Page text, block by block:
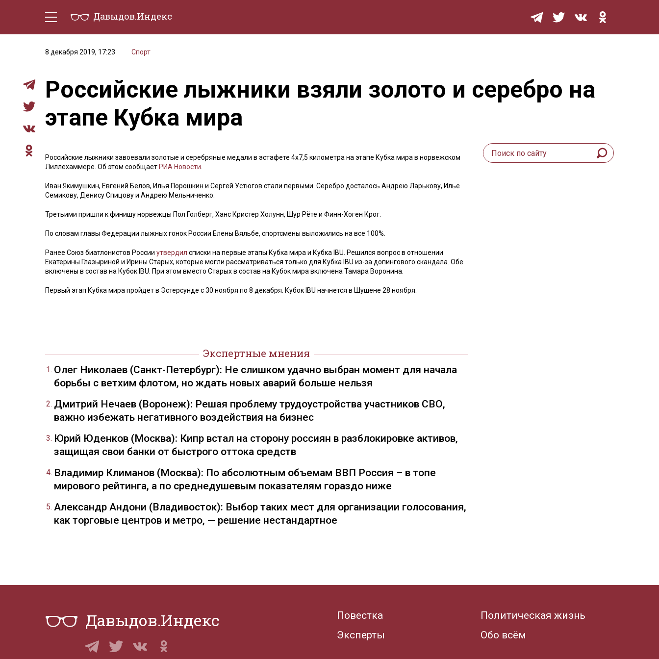
Давыдов.Индекс
8 декабря 2019, 17:23
Спорт
Российские лыжники взяли золото и серебро на
этапе Кубка мира
Российские лыжники завоевали золотые и серебряные медали в эстафете 4х7,5 километра на этапе Кубка мира в норвежском
Лиллехаммере. Об этом сообщает РИА Новости
Иван Якимушкин, Евгений Белов, Илья Порошкин и Сергей Устюгов стали первыми. Серебро досталось Андрею Ларькову, Илье
Семикову, Денису Спицову и Андрею Мельниченко.
Третьими пришли к финишу норвежцы Пол Голберг, Ханс Кристер Холунн, Шур Рёте и Финн-Хоген Крог.
По словам главы Федерации лыжных гонок России Елены Вяльбе, спортсмены выложились на все 100%.
Ранее Союз биатлонистов России утвердил списки на первые этапы Кубка мира и Кубка IBU. Решился вопрос в отношении
Екатерины Глазыриной и Ирины Старых, которые могли рассматриваться только для Кубка IBU из-за допингового скандала. Обе
включены в состав на Кубок IBU. При этом вместо Старых в состав на Кубок мира включена Тамара Воронина.
Первый этап Кубка мира пройдет в Эстерсунде с 30 ноября по 8 декабря. Кубок IBU начнется в Шушене 28 ноября.
Экспертные мнения
Олег Николаев (Санкт-Петербург): Не слишком удачно выбран момент для начала
борьбы с ветхим флотом, но ждать новых аварий больше нельзя
Дмитрий Нечаев (Воронеж): Решая проблему трудоустройства участников СВО,
важно избежать негативного воздействия на бизнес
Юрий Юденков (Москва): Кипр встал на сторону россиян в разблокировке активов,
защищая свои банки от быстрого оттока средств
Владимир Климанов (Москва): По абсолютным объемам ВВП Россия – в топе
мирового рейтинга, а по среднедушевым показателям гораздо ниже
Александр Андони (Владивосток): Выбор таких мест для организации голосования,
как торговые центров и метро, — решение нестандартное
Давыдов.Индекс
Повестка
Эксперты
Политическая жизнь
Обо всём